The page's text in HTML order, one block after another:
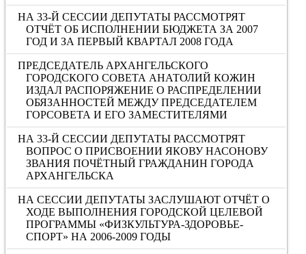
НА 33-Й СЕССИИ ДЕПУТАТЫ РАССМОТРЯТ
ОТЧЁТ ОБ ИСПОЛНЕНИИ БЮДЖЕТА ЗА 2007
ГОД И ЗА ПЕРВЫЙ КВАРТАЛ 2008 ГОДА
ПРЕДСЕДАТЕЛЬ АРХАНГЕЛЬСКОГО
ГОРОДСКОГО СОВЕТА АНАТОЛИЙ КОЖИН
ИЗДАЛ РАСПОРЯЖЕНИЕ О РАСПРЕДЕЛЕНИИ
ОБЯЗАННОСТЕЙ МЕЖДУ ПРЕДСЕДАТЕЛЕМ
ГОРСОВЕТА И ЕГО ЗАМЕСТИТЕЛЯМИ
НА 33-Й СЕССИИ ДЕПУТАТЫ РАССМОТРЯТ
ВОПРОС О ПРИСВОЕНИИ ЯКОВУ НАСОНОВУ
ЗВАНИЯ ПОЧЁТНЫЙ ГРАЖДАНИН ГОРОДА
АРХАНГЕЛЬСКА
НА СЕССИИ ДЕПУТАТЫ ЗАСЛУШАЮТ ОТЧЁТ О
ХОДЕ ВЫПОЛНЕНИЯ ГОРОДСКОЙ ЦЕЛЕВОЙ
ПРОГРАММЫ «ФИЗКУЛЬТУРА-ЗДОРОВЬЕ-
СПОРТ» НА 2006-2009 ГОДЫ